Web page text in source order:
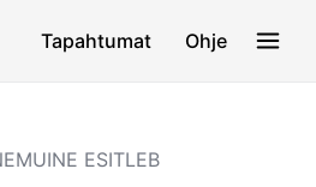
Tapahtumat Ohje
ESITLEB